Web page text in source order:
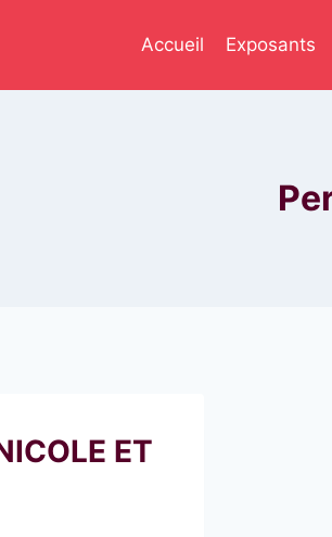
Accueil Exposants
ET